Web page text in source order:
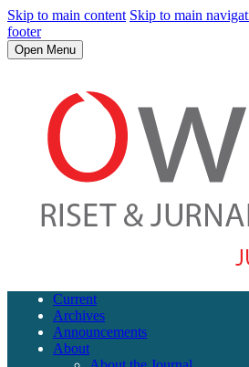
Skip to main content Skip to main
footer
Open Menu
Current
Archives
Announcements
About